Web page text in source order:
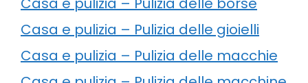
Casa e pulizia – Pulizia delle gioielli
Casa e pulizia – Pulizia delle macchie